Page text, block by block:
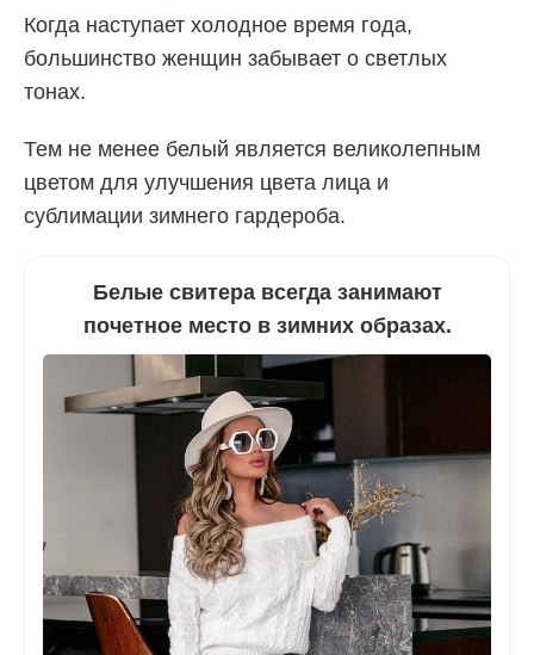
Когда наступает холодное время года,
большинство женщин забывает о светлых
тонах.
Тем не менее белый является великолепным
цветом для улучшения цвета лица и
сублимации зимнего гардероба.
Белые свитера всегда занимают
почетное место в зимних образах.